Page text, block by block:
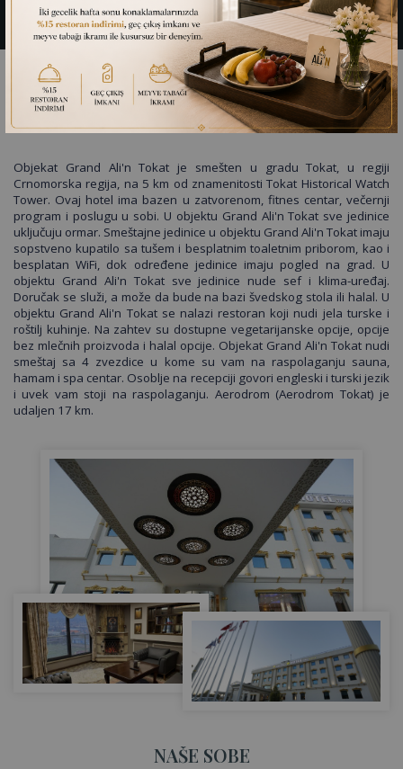
GRAND ALİ’N HOTEL TOKAT
Objekat Grand Ali'n Tokat je smešten u gradu Tokat, u regiji
Crnomorska regija, na 5 km od znamenitosti Tokat Historical Watch
Tower. Ovaj hotel ima bazen u zatvorenom, fitnes centar, večernji
program i poslugu u sobi. U objektu Grand Ali'n Tokat sve jedinice
uključuju ormar. Smeštajne jedinice u objektu Grand Ali'n Tokat imaju
sopstveno kupatilo sa tušem i besplatnim toaletnim priborom, kao i
besplatan WiFi, dok određene jedinice imaju pogled na grad. U
objektu Grand Ali'n Tokat sve jedinice nude sef i klima-uređaj.
Doručak se služi, a može da bude na bazi švedskog stola ili halal. U
objektu Grand Ali'n Tokat se nalazi restoran koji nudi jela turske i
roštilj kuhinje. Na zahtev su dostupne vegetarijanske opcije, opcije
bez mlečnih proizvoda i halal opcije. Objekat Grand Ali'n Tokat nudi
smeštaj sa 4 zvezdice u kome su vam na raspolaganju sauna,
hamam i spa centar. Osoblje na recepciji govori engleski i turski jezik
i uvek vam stoji na raspolaganju. Aerodrom (Aerodrom Tokat) je
udaljen 17 km.
NAŠE SOBE